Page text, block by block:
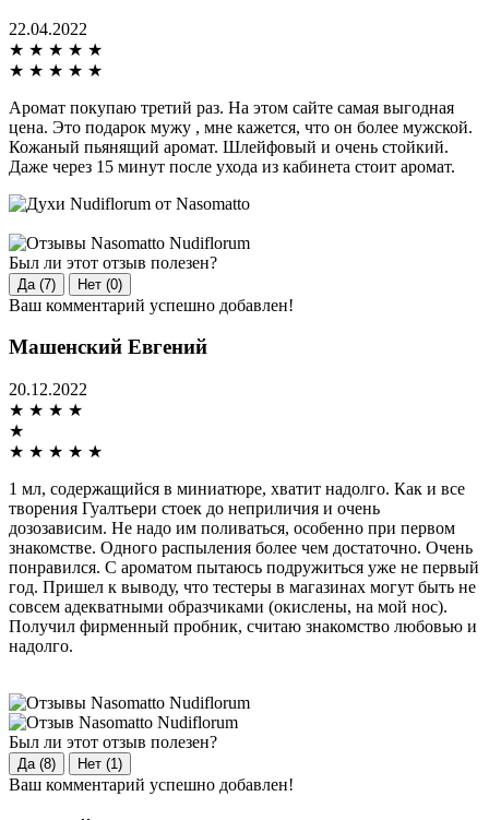
22.04.2022
★ ★ ★ ★ ★
★ ★ ★ ★ ★
Аромат покупаю третий раз. На этом сайте самая выгодная
цена. Это подарок мужу , мне кажется, что он более мужской.
Кожаный пьянящий аромат. Шлейфовый и очень стойкий.
Даже через 15 минут после ухода из кабинета стоит аромат.
Был ли этот отзыв полезен?
Да (7) Нет (0)
Ваш комментарий успешно добавлен!
Машенский Евгений
20.12.2022
★ ★ ★ ★
★
★ ★ ★ ★ ★
1 мл, содержащийся в миниатюре, хватит надолго. Как и все
творения Гуалтьери стоек до неприличия и очень
дозозависим. Не надо им поливаться, особенно при первом
знакомстве. Одного распыления более чем достаточно. Очень
понравился. С ароматом пытаюсь подружиться уже не первый
год. Пришел к выводу, что тестеры в магазинах могут быть не
совсем адекватными образчиками (окислены, на мой нос).
Получил фирменный пробник, считаю знакомство любовью и
надолго.
Был ли этот отзыв полезен?
Да (8) Нет (1)
Ваш комментарий успешно добавлен!